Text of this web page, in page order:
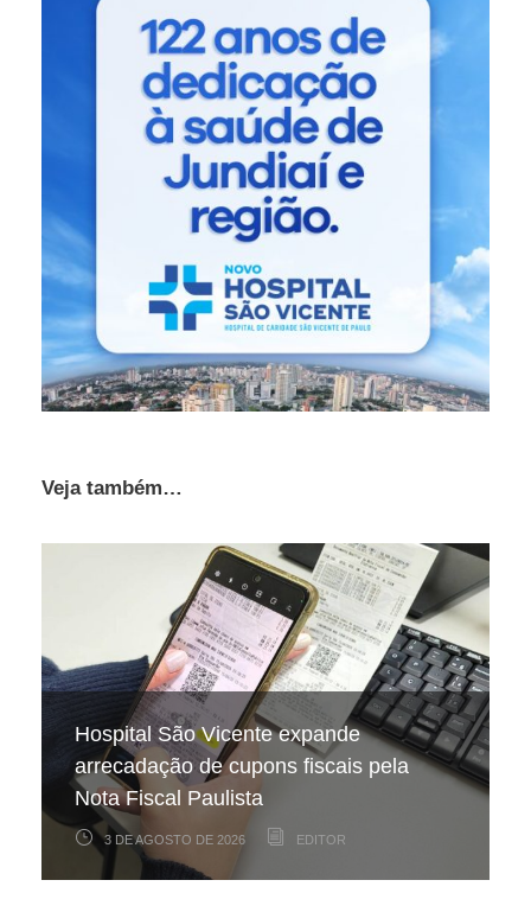
Veja também…
Hospital São Vicente expande
arrecadação de cupons fiscais pela
Nota Fiscal Paulista
3 DE AGOSTO DE 2026 EDITOR
Projeto celebra aniversários de
pacientes internados no Hospital São
Vicente
22 DE JULHO DE 2026 EDITOR
No frio, a sede diminui, mas a
necessidade de hidratação continua a
mesma
17 DE JULHO DE 2026 EDITOR